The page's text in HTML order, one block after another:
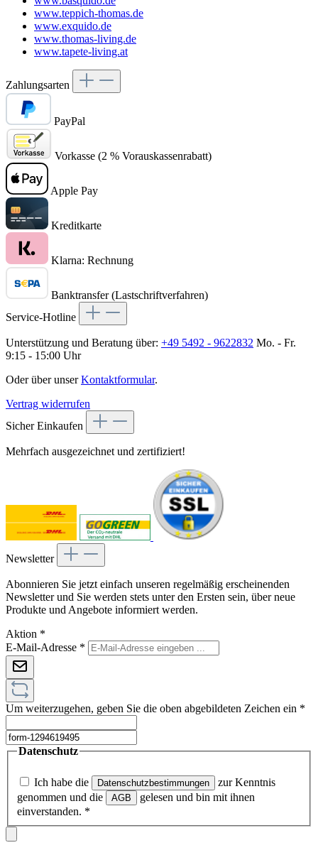
www.teppich-thomas.de
www.exquido.de
www.thomas-living.de
www.tapete-living.at
Zahlungsarten
PayPal
Vorkasse (2 % Vorauskassenrabatt)
Apple Pay
Kreditkarte
Klarna: Rechnung
Banktransfer (Lastschriftverfahren)
Service-Hotline
Unterstützung und Beratung über: +49 5492 - 9622832 Mo. - Fr.
9:15 - 15:00 Uhr
Oder über unserKontaktformular.
Vertrag widerrufen
Sicher Einkaufen
Mehrfach ausgezeichnet und zertifiziert!
Newsletter
Abonnieren Sie jetzt einfach unseren regelmäßig erscheinenden
Newsletter und Sie werden stets unter den Ersten sein, über neue
Produkte und Angebote informiert werden.
Aktion *
E-Mail-Adresse *
Um weiterzugehen, geben Sie die oben abgebildeten Zeichen ein *
Datenschutz
Ich habe die Datenschutzbestimmungen
zur Kenntnis
genommen und die
AGB
gelesen und bin mit ihnen
einverstanden. *